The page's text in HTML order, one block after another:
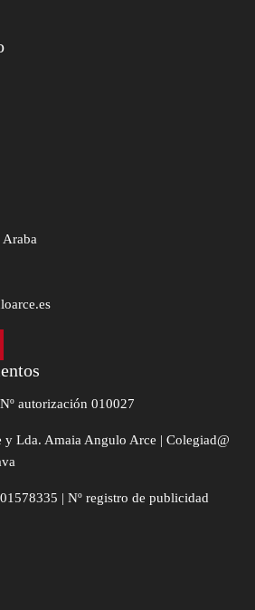
autorización 010027
Lda. Amaia Angulo Arce | Colegiad@
| Nº registro de publicidad